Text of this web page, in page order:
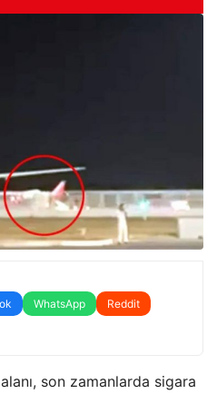
WhatsApp
Reddit
son zamanlarda sigara